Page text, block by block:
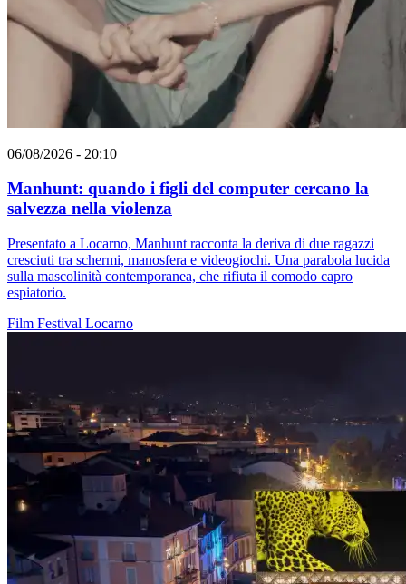
06/08/2026 - 20:10
Manhunt: quando i figli del computer cercano la
salvezza nella violenza
Presentato a Locarno, Manhunt racconta la deriva di due ragazzi
cresciuti tra schermi, manosfera e videogiochi. Una parabola lucida
sulla mascolinità contemporanea, che rifiuta il comodo capro
espiatorio.
Film Festival Locarno